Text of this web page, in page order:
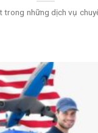
trong những dịch vụ